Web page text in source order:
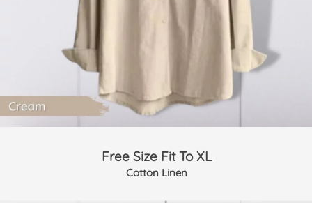
Free Size Fit To XL
Cotton Linen